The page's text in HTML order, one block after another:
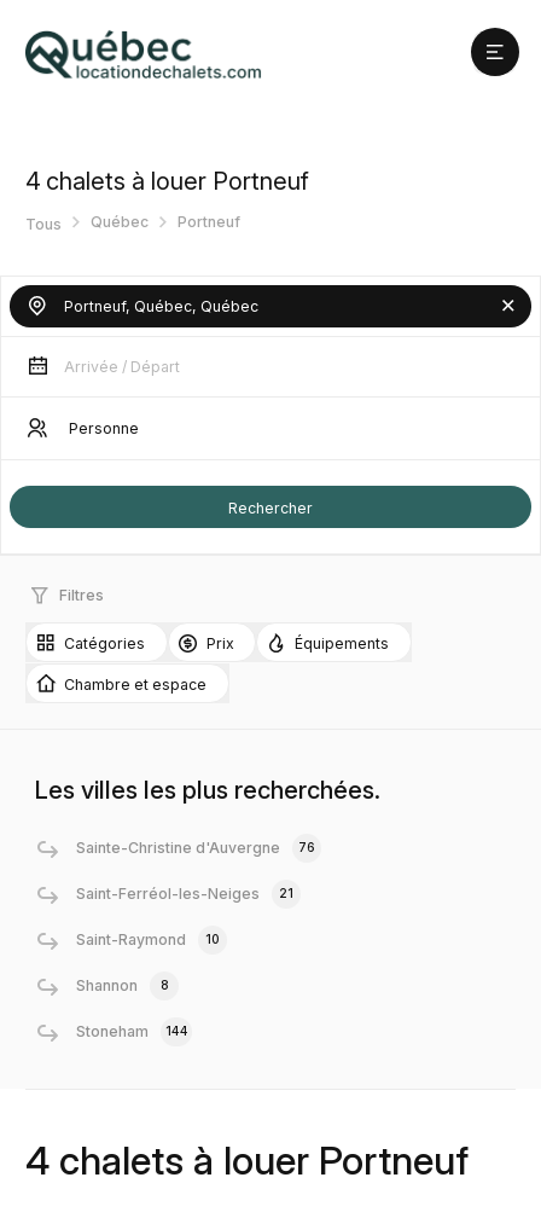
4 chalets à louer Portneuf
Tous Québec Portneuf
Filtres
Catégories Prix Équipements
Chambre et espace
Les villes les plus recherchées.
Sainte-Christine d'Auvergne 76
Saint-Ferréol-les-Neiges 21
Saint-Raymond 10
Shannon 8
Stoneham 144
4 chalets à louer Portneuf